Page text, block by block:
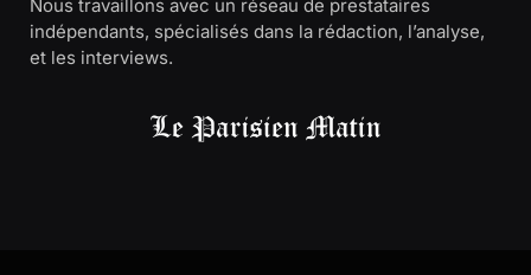
Nous travaillons avec un réseau de prestataires
indépendants, spécialisés dans la rédaction, l’analyse,
et les interviews.